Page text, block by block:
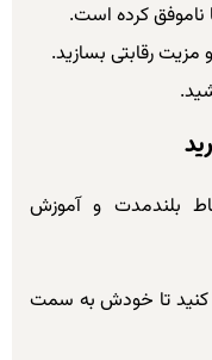
ناموفق کرده است.
رقابتی بسازید.
بلندمدت و آموزش
کنید تا خودش به سمت